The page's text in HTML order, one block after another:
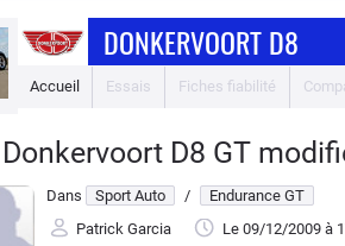
DONKERVOORT D8
Accueil Essais Fiches fiabilité
D8 GT
Dans Sport Auto /
Endurance GT
Patrick Garcia
Le 09/12/2009 à